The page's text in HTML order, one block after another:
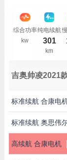
综合功率
kw
纯电续航
301
km
吉奥帅凌2021
标准续航 合康电
标准续航 奥思伟
高续航 合康电机